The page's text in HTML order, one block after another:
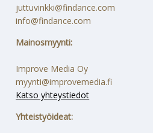
juttuvinkki@findance.com
info@findance.com
Mainosmyynti:
Improve Media Oy
myynti@improvemedia.fi
Katso yhteystiedot
Yhteistyöideat: